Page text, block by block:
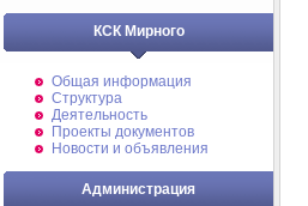
КСК Мирного
Общая информация
Структура
Деятельность
Проекты документов
Новости и объявления
Администрация